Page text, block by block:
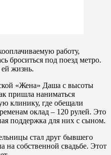
работу,
броситься под поезд метро.
жизнь.
«Жена» Даша с высоты
пришла наниматься
клинику, где обещали
оклад – 120 рулей. Это
поддержка для них с сыном.
стал друг бывшего
на собственной свадьбе. Этот